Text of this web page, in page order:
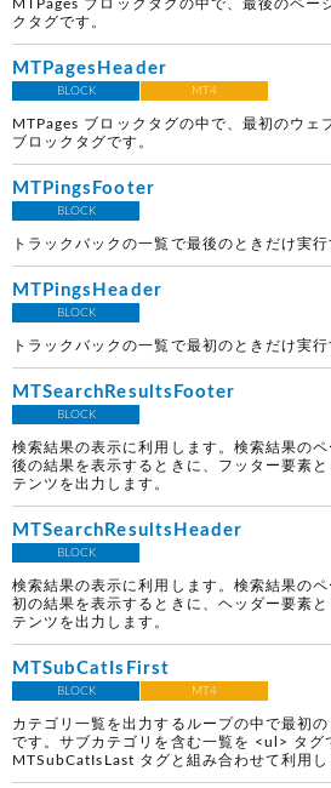
MTPages ブロックタグの中で、最後のペー
クタグです。
MTPagesHeader
BLOCK MT4
MTPages ブロックタグの中で、最初のウェ
ブロックタグです。
MTPingsFooter
BLOCK
トラックバックの一覧で最後のときだけ実行
MTPingsHeader
BLOCK
トラックバックの一覧で最初のときだけ実行
MTSearchResultsFooter
BLOCK
検索結果の表示に利用します。検索結果の
後の結果を表示するときに、フッター要素
テンツを出力します。
MTSearchResultsHeader
BLOCK
検索結果の表示に利用します。検索結果の
初の結果を表示するときに、ヘッダー要素
テンツを出力します。
MTSubCatIsFirst
BLOCK MT4
カテゴリ一覧を出力するループの中で最初
です。サブカテゴリを含む一覧を <ul> タグ
MTSubCatIsLast タグと組み合わせて利用し